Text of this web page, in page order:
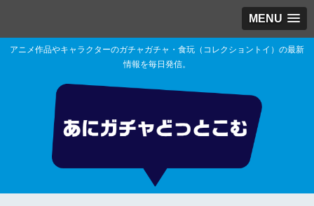
MENU
アニメ作品やキャラクターのガチャガチャ・食玩（コレクショントイ）の最新
情報を毎日発信。